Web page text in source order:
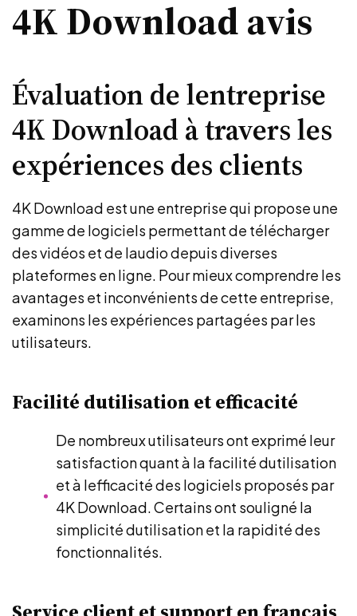
4K Download avis
Évaluation de lentreprise
4K Download à travers les
expériences des clients
4K Download est une entreprise qui propose une
gamme de logiciels permettant de télécharger
des vidéos et de laudio depuis diverses
plateformes en ligne. Pour mieux comprendre les
avantages et inconvénients de cette entreprise,
examinons les expériences partagées par les
utilisateurs.
Facilité dutilisation et efficacité
De nombreux utilisateurs ont exprimé leur
satisfaction quant à la facilité dutilisation
et à lefficacité des logiciels proposés par
4K Download. Certains ont souligné la
simplicité dutilisation et la rapidité des
fonctionnalités.